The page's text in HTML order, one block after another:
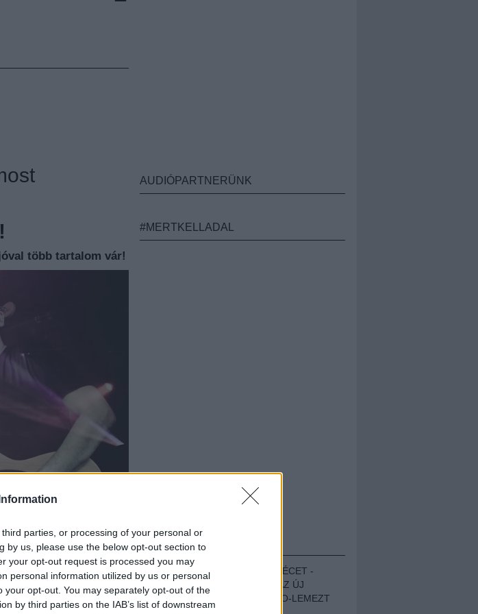
parties, or processing of your personal or
by us, please use the below opt-out section to
your opt-out request is processed you may
personal information utilized by us or personal
opt-out. You may separately opt-out of the
by third parties on the IAB’s list of downstream
több tartalom vár!
a BioRoBoT,
felálló zenekara. A
is bemutatnak
AUDIÓPARTNERÜNK
#MERTKELLADAL
EZT HALLGASD!
MEGUGROTTÁK A LÉCET -
MEGHALLGATTUK AZ ÚJ
PROTEST THE HERO-LEMEZT